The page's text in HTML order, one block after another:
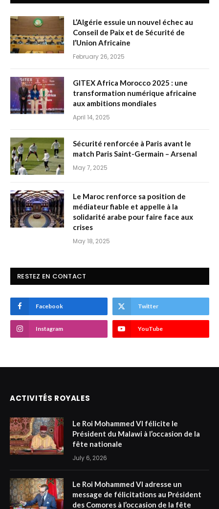
L’Algérie essuie un nouvel échec au
Conseil de Paix et de Sécurité de
l’Union Africaine
February 26, 2025
GITEX Africa Morocco 2025 : une
transformation numérique africaine
aux ambitions mondiales
April 14, 2025
Sécurité renforcée à Paris avant le
match Paris Saint-Germain – Arsenal
May 7, 2025
Le Maroc renforce sa position de
médiateur fiable et appelle à la
solidarité arabe pour faire face aux
crises
May 18, 2025
RESTEZ EN CONTACT
Facebook Twitter
Instagram YouTube
ACTIVITÉS ROYALES
Le Roi Mohammed VI félicite le
Président du Malawi à l’occasion de la
fête nationale
July 6, 2026
Le Roi Mohammed VI adresse un
message de félicitations au Président
des Comores à l’occasion de la fête